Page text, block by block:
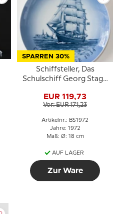
SPARREN 30%
Schiffsteller, Das
Schulschiff Georg Stage
EUR 119,73
Vor: EUR 171,23
Artikelnr.: BS1972
Jahre: 1972
Maß: Ø: 18 cm
AUF LAGER
Zur Ware